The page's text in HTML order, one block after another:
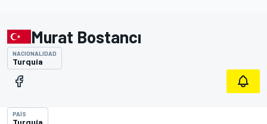
Murat Bostancı
NACIONALIDAD
Turquía
PAÍS
Turquía